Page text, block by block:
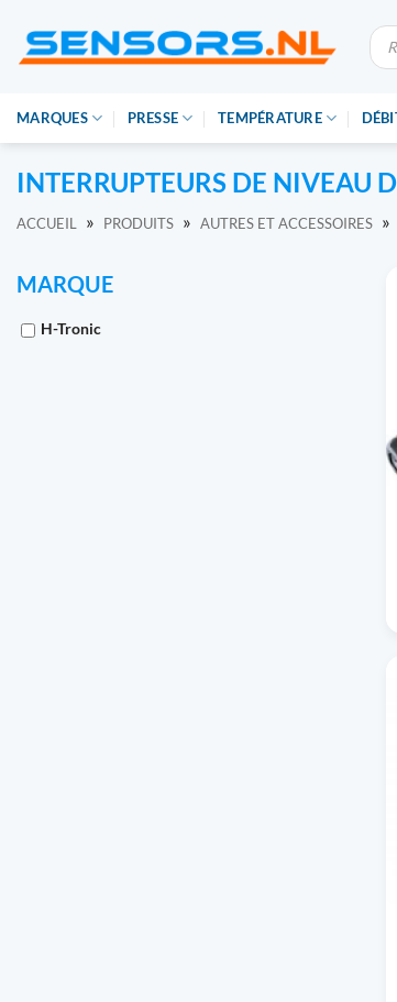
content
MARQUES PRESSE TEMPÉRATURE
INTERRUPTEURS DE NIVEAU
ACCUEIL » PRODUITS » AUTRES ET ACCESSOIRES »
MARQUE
H-Tronic